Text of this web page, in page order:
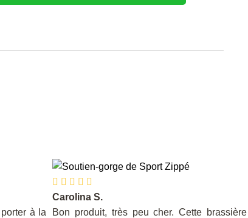
à la
Carolina S.
Bon produit, très peu cher. Cette brassière